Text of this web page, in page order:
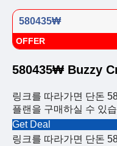
580435₩
OFFER
580435₩ Buzzy
링크를 따라가면 단돈
플랜을 구매하실 수 있
Get Deal
링크를 따라가면 단돈